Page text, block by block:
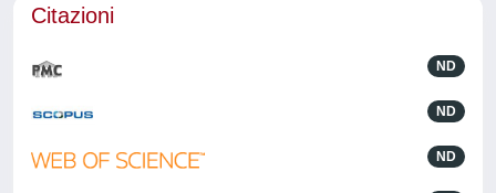
Citazioni
ND
ND
ND